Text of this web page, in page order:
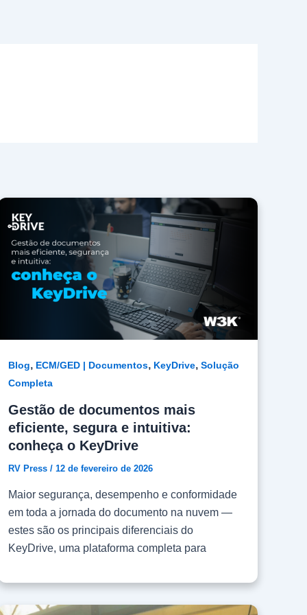
Blog, ECM/GED | Documentos, KeyDrive,Solução
Completa
Gestão de documentos mais
eficiente, segura e intuitiva:
conheça o KeyDrive
RV Press/12 de fevereiro de 2026
Maior segurança, desempenho e conformidade
em toda a jornada do documento na nuvem —
estes são os principais diferenciais do
KeyDrive, uma plataforma completa para
no ambiente digital. O software possui diversas